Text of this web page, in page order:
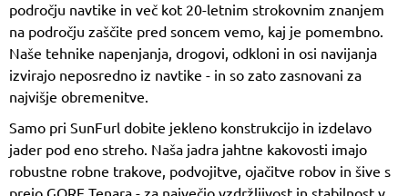
področju navtike in več kot 20-letnim strokovnim znanjem
na področju zaščite pred soncem vemo, kaj je pomembno.
Naše tehnike napenjanja, drogovi, odkloni in osi navijanja
izvirajo neposredno iz navtike - in so zato zasnovani za
najvišje obremenitve.
Samo pri SunFurl dobite jekleno konstrukcijo in izdelavo
jader pod eno streho. Naša jadra jahtne kakovosti imajo
robustne robne trakove, podvojitve, ojačitve robov in šive s